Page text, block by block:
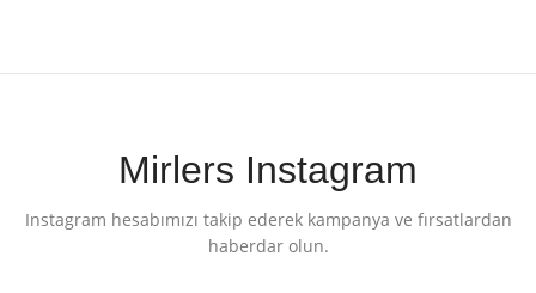
Mirlers Instagram
Instagram hesabımızı takip ederek kampanya ve fırsatlardan
haberdar olun.